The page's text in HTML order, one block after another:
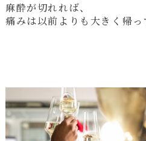
麻酔が切れれば、
痛みは以前よりも大きく帰っ